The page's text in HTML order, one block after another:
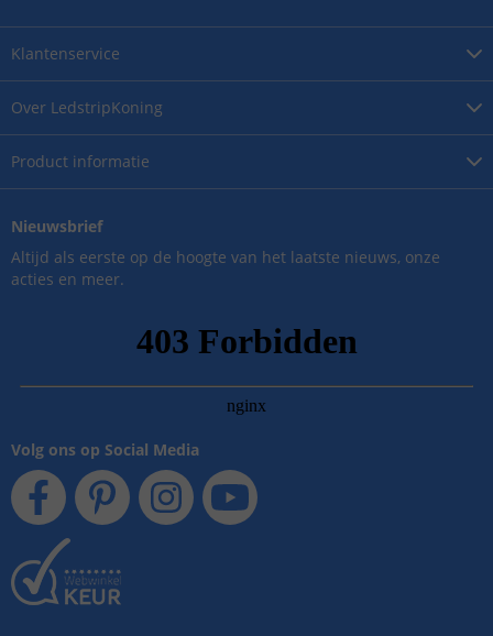
Over LedstripKoning
Product informatie
Klantenservice
Nieuwsbrief
Altijd als eerste op de hoogte van het laatste nieuws, onze
acties en meer.
Volg ons op Social Media